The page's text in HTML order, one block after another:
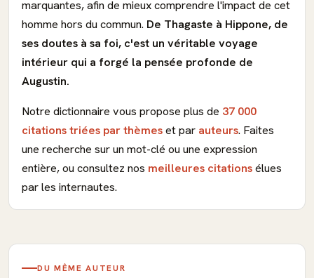
marquantes, afin de mieux comprendre l'impact de cet
homme hors du commun. De Thagaste à Hippone, de
ses doutes à sa foi, c'est un véritable voyage
intérieur qui a forgé la pensée profonde de
Augustin.
Notre dictionnaire vous propose plus de 37 000
citations triées par thèmeset par auteurs. Faites
une recherche sur un mot-clé ou une expression
entière, ou consultez nos meilleures citationsélues
par les internautes.
DU MÊME AUTEUR